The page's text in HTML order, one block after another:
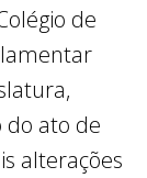
de
do ato de
alterações